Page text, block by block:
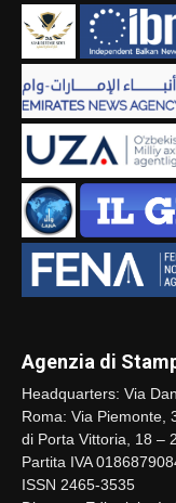
Agenzia di
Headquarters: Via
Roma: Via Piemonte,
di Porta Vittoria, 18 –
Partita IVA
ISSN 2465-3535